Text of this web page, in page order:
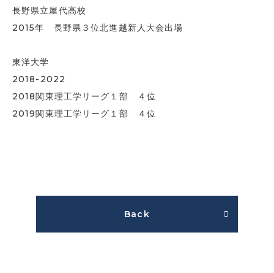
長野県立屋代高校
2015年 長野県３位北進越新人大会出場
東洋大学
2018-2022
2018関東理工学リーグ１部 ４位
2019関東理工学リーグ１部 ４位
Back